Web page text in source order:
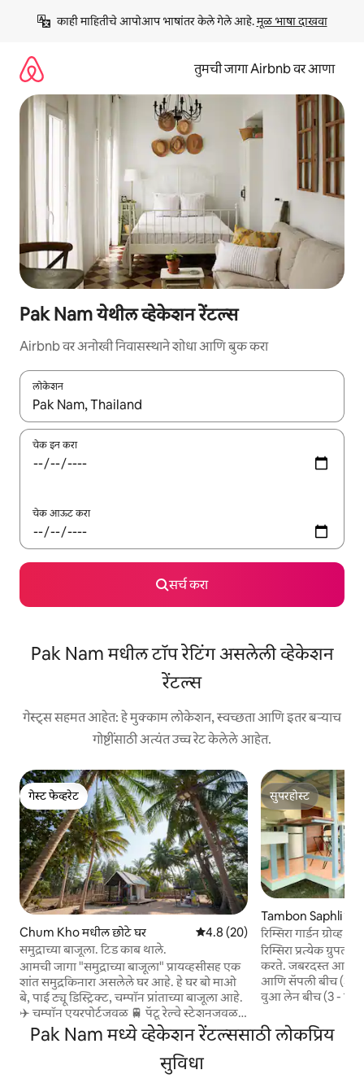
काही माहितीचे आपोआप भाषांतर केले गेले आहे. मूळ भाषा दाखवा
तुमची जागा Airbnb वर आणा
Pak Nam येथील व्हेकेशन रेंटल्स
Airbnb वर अनोखी निवासस्थाने शोधा आणि बुक करा
लोकेशन
जेव्हा परिणाम उपलब्ध असतील, तेव्हा वरच्या आणि खाली बाणांच्या किजसह
चेक इन करा
चेक आऊट करा
सर्च करा
Pak Nam मधील टॉप रेटिंग असलेली व्हेकेशन
रेंटल्स
गेस्ट्स सहमत आहेत: हे मुक्काम लोकेशन, स्वच्छता आणि इतर बऱ्याच
गोष्टींसाठी अत्यंत उच्च रेट केलेले आहेत.
गेस्ट फेव्हरेट
गेस्ट फेव्हरेट
Chum Kho मधील छोटे घर 5 पैकी 4.8 सरासरी रेटिंग, 20 रिव्ह्यूज
4.8 (20)
समुद्राच्या बाजूला. टिड काब थाले.
आमची जागा "समुद्राच्या बाजूला" प्रायव्हसीसह एक
शांत समुद्रकिनारा असलेले घर आहे. हे घर बो माओ
बे, पाई ट्यू डिस्ट्रिक्ट, चम्पॉन प्रांताच्या बाजूला आहे.
✈️ चम्पॉन एयरपोर्टजवळ 🚆 पॅटू रेल्वे स्टेशनजवळ
🏫 Lat Krabang Chumphon ला 10 मिनिटे थंग
वुआ सेल बीचपासून 🏝️ 30 मिनिटांच्या अंतरावर
समुद्राजवळील उत्तम रेस्टॉरंट्सच्या 🍤 जवळ. 🍜
कालव्याजवळील एका स्वादिष्ट नूडल रेस्टॉरंटजवळ.
सुपरहोस्ट
सुपरहोस्ट
Tambon Saphli
रिम्सिरा गार्डन ग्रोव्ह
रिम्सिरा प्रत्येक
करते. जबरदस्त
आणि सॅपली बीच (3 -
वुआ लेन बीच (3 -
सीजे प्लस आणि बिग
अँड्रॉइड टीव्ही, एअर
Pak Nam मध्ये व्हेकेशन रेंटल्ससाठी लोकप्रिय
सुविधा